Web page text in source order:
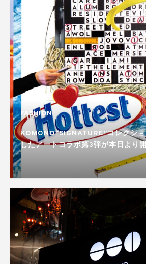
FASHION
KOMONO“SIGNATURE”コレクシ
したアートコラボ第3弾が本日より開